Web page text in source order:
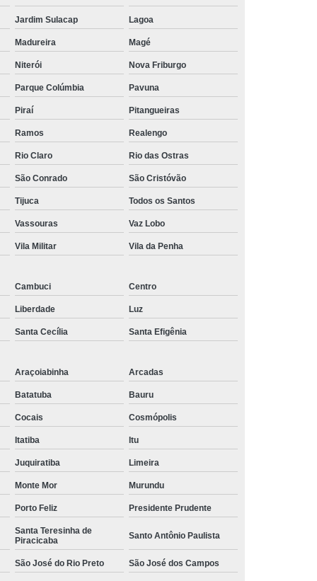
Pdu Régua de Tomadas
Internacional
Régua Pdu 8 Tomadas
Pdu Lcd
Régua Pdu Lcd Iec320 C19
Suporte para Monitor Articulável
Suporte para Monitor Mecanico
para Monitor Padrão Vesa
para Mobiliario Corporativo
para Mobiliario Operacional
Tecnico
Suporte para Monitor para Noc
para Monitor Regulável
Jardim Sulacap Lagoa
Madureira Magé
Niterói Nova Friburgo
Parque Colúmbia Pavuna
Piraí Pitangueiras
Ramos Realengo
Rio Claro Rio das Ostras
São Conrado São Cristóvão
Tijuca Todos os Santos
Vassouras Vaz Lobo
Vila Militar Vila da Penha
Cambuci Centro
Liberdade Luz
Santa Cecília Santa Efigênia
Araçoiabinha Arcadas
Batatuba Bauru
Cocais Cosmópolis
Itatiba Itu
Juquiratiba Limeira
Monte Mor Murundu
Porto Feliz Presidente Prudente
Santa Teresinha de
Piracicaba
Santo Antônio Paulista
São José do Rio Preto São José dos Campos